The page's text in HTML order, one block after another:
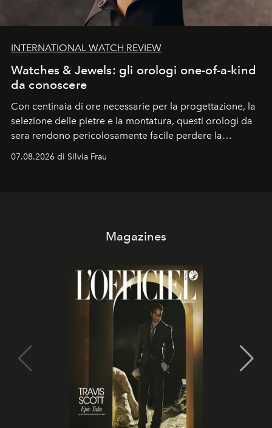
INTERNATIONAL WATCH REVIEW
Watches & Jewels: gli orologi one-of-a-kind
da conoscere
Con centinaia di ore necessarie per la progettazione, la
selezione delle pietre e la montatura, questi orologi da
sera rendono pericolosamente facile perdere la
07.08.2026 di Silvia Frau
Magazines